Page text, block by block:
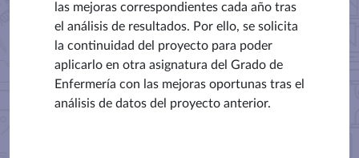
las mejoras correspondientes cada año tras
el análisis de resultados. Por ello, se solicita
la continuidad del proyecto para poder
aplicarlo en otra asignatura del Grado de
Enfermería con las mejoras oportunas tras el
análisis de datos del proyecto anterior.